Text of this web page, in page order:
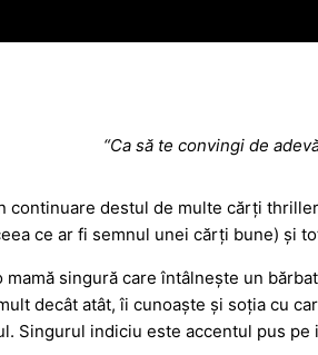
“Ca să te convingi de
continuare destul de multe cărți
ce ar fi semnul unei cărți bune) și
mamă singură care întâlnește un
decât atât, îi cunoaște și soția cu
Singurul indiciu este accentul pus